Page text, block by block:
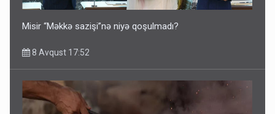
Misir “Məkkə sazişi”nə niyə qoşulmadı?
8 Avqust 17:52